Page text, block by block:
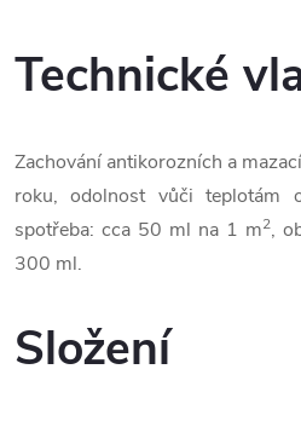
Technické
Zachování antikorozních a
roku, odolnost vůči
spotřeba: cca 50 ml na 1 m2,
300 ml.
Složení